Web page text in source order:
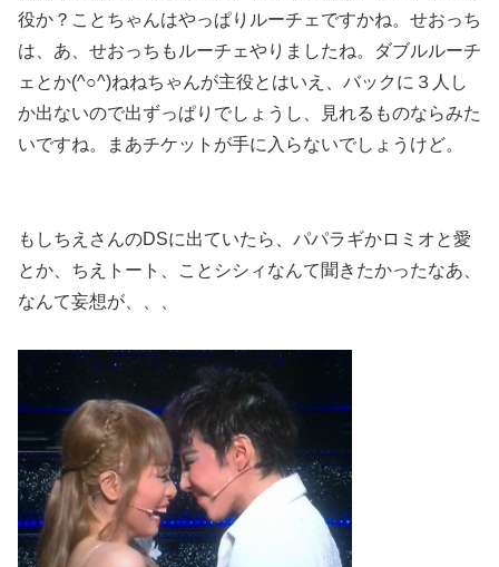
役か？ことちゃんはやっぱりルーチェですかね。せおっち
は、あ、せおっちもルーチェやりましたね。ダブルルーチ
ェとか(^○^)ねねちゃんが主役とはいえ、バックに３人し
か出ないので出ずっぱりでしょうし、見れるものならみた
いですね。まあチケットが手に入らないでしょうけど。
もしちえさんのDSに出ていたら、パパラギかロミオと愛
とか、ちえトート、ことシシィなんて聞きたかったなあ、
なんて妄想が、、、